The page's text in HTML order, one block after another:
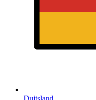
Duitsland